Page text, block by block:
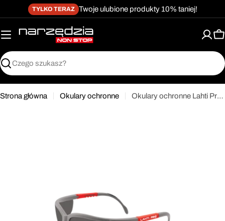
Przejdź do treści
Przejdź do menu
Przejdź do stopki
dostępności
do
treści
TYLKO TERAZ Twoje ulubione produkty 10% taniej!
Szukaj
Strona główna Okulary ochronne Okulary ochronne Lahti Pro 46035